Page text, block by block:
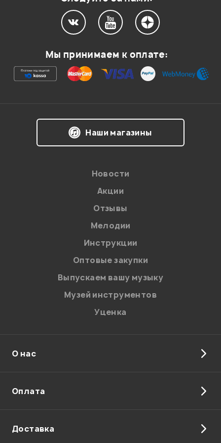
Ваша оценка:
на обработку персональных данных в
Политикой в отношении обработки
персональных данных.
Введите проверочное число:
Отправить
Мы принимаем к оплате:
Наши магазины
Новости
Акции
Отзывы
Мелодии
Инструкции
Оптовые закупки
Выпускаем вашу музыку
Музей инструментов
Уценка
О нас
Оплата
Доставка